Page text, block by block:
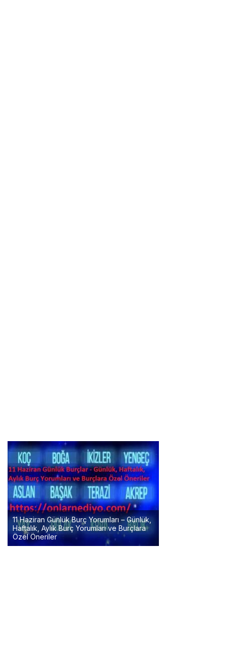
11 Haziran Günlük Burç Yorumları – Günlük,
Haftalık, Aylık Burç Yorumları ve Burçlara
Özel Öneriler